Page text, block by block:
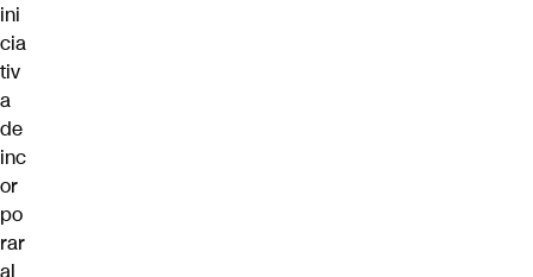
ini
cia
tiv
a
de
inc
or
po
rar